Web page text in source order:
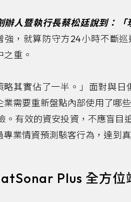
人暨執行長蔡松廷說到：
強，就算防守方24小時不斷
重。
其實佔了一半。」面對與
業需要重新盤點內部使用了哪
有效的資安投資，不應盲目
業情資預測駭客行為，達到
Plus 全方位